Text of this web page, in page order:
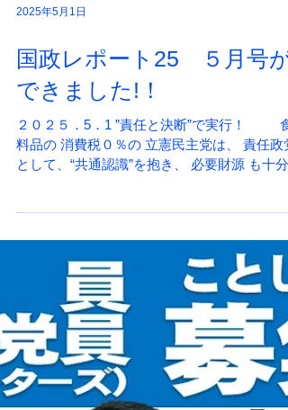
国政レポート25 ５月号が
できました!！
２０２５．5．1 ”責任と決断”で実行！ 食
料品の 消費税０％の 立憲民主党は、 責任政
として、“共通認識”を抱き、 必要財源 も十分
慮して ｢食料品の消費税ゼロ％」 を打ち出し
した。 中低所得者の消費税を実質的に還付す
「給付付き税額控除」 を導入するまでの...